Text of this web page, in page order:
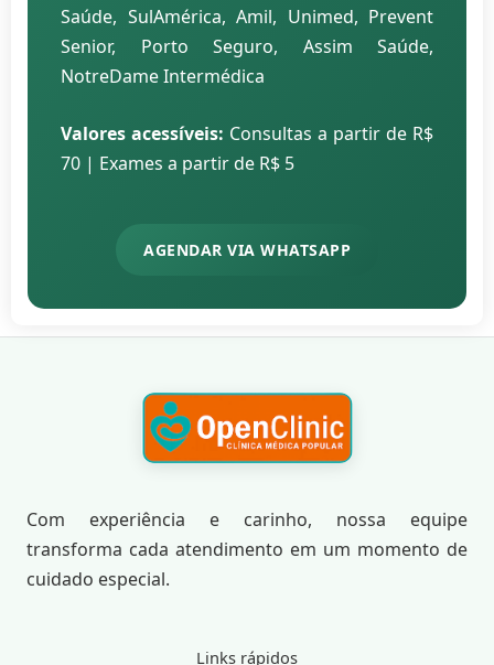
Saúde, SulAmérica, Amil, Unimed, Prevent
Senior, Porto Seguro, Assim Saúde,
NotreDame Intermédica
Valores acessíveis: Consultas a partir de R$
70 | Exames a partir de R$ 5
AGENDAR VIA WHATSAPP
Com experiência e carinho, nossa equipe
transforma cada atendimento em um momento de
cuidado especial.
Links rápidos